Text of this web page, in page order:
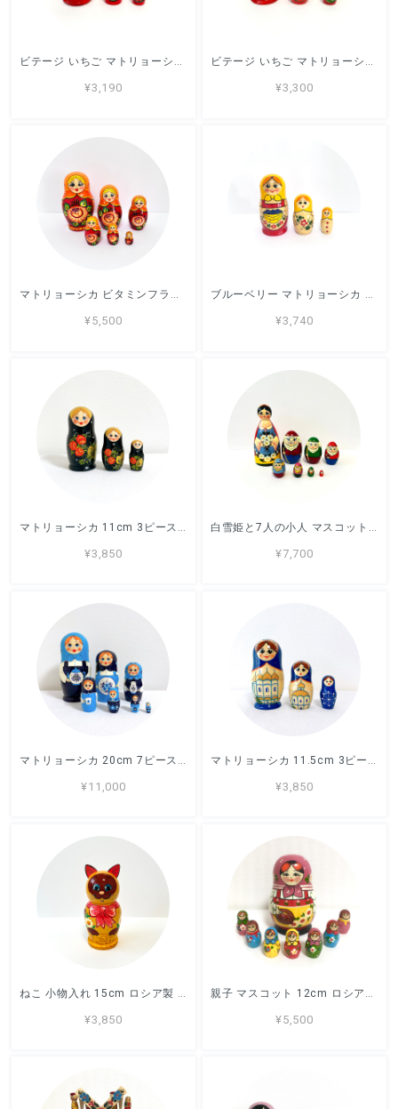
ビテージ いちご マトリョーシカ 9cm 3ピース A ロシア製 マイダン
¥3,190
ビテージ いちご マトリョーシカ 9.5cm 3ピース B ロシア製 マイダン
¥3,300
マトリョーシカ ビタミンフラワー 12cm 5ピース ノリンスク
¥5,500
ブルーベリー マトリョーシカ 11cm 3ピース ロシア製 キーロフ
¥3,740
マトリョーシカ 11cm 3ピース 「ホフロマ」キーロフ
¥3,850
白雪姫と7人の小人 マスコット 17cm 8ピース ロシア製 ノリンスク
¥7,700
¥11,000 ¥3,850
¥3,850 ¥5,500